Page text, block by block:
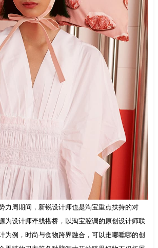
力周期间，新锐设计师也是淘宝重点扶持的对
为设计师牵线搭桥，以淘宝腔调的原创设计师联
为例，时尚与食物跨界融合，可以走哪睡哪的创